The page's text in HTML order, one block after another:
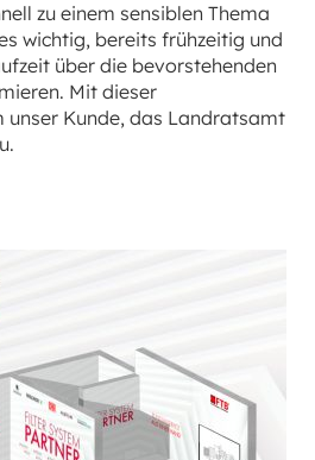
zu einem sensiblen Thema
wichtig, bereits frühzeitig und
über die bevorstehenden
Mit dieser
unser Kunde, das Landratsamt